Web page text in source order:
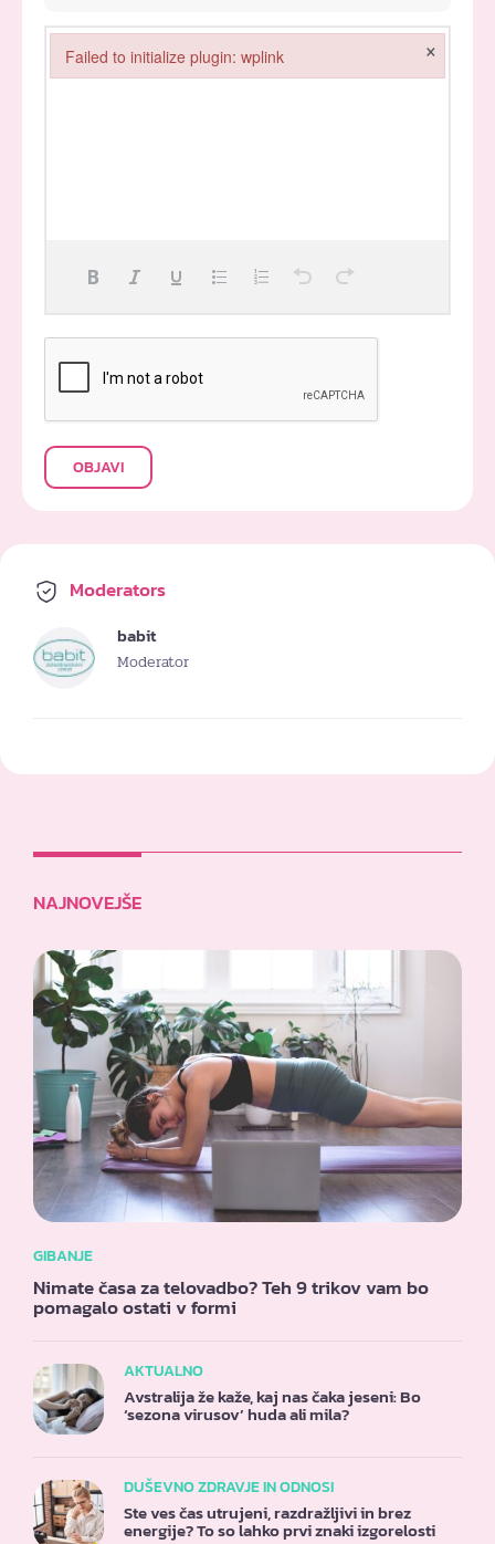
OBJAVI
Moderators
babit
Moderator
NAJNOVEJŠE
GIBANJE
Nimate časa za telovadbo? Teh 9 trikov vam bo
pomagalo ostati v formi
AKTUALNO
Avstralija že kaže, kaj nas čaka jeseni: Bo
‘sezona virusov’ huda ali mila?
DUŠEVNO ZDRAVJE IN ODNOSI
Ste ves čas utrujeni, razdražljivi in brez
energije? To so lahko prvi znaki izgorelosti
Failed to initialize plugin: wplink ×
Failed to initialize plugin: wplink